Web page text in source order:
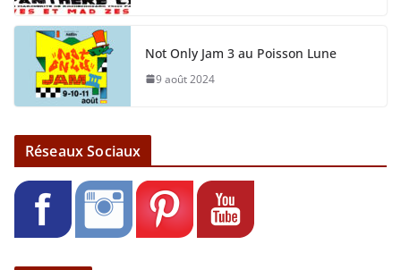
Not Only Jam 3 au Poisson Lune
9 août 2024
Réseaux Sociaux